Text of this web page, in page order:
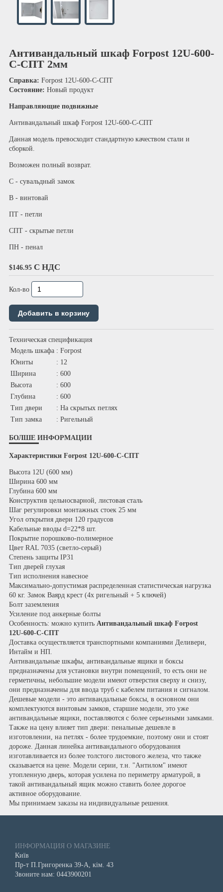
Антивандальный шкаф Forpost 12U-600-
С-СПТ 2мм
Справка: Forpost 12U-600-С-СПТ
Состояние: Новый продукт
Направляющие подвижные
Антивандальный шкаф Forpost 12U-600-С-СПТ
Данная модель превосходит стандартную качеством стали и
сборкой.
Возможен полный возврат.
С - сувальдный замок
В - винтовай
ПТ - петли
СПТ - скрытые петли
ПН - пенал
$146.95 С НДС
Кол-во
Техническая спецификация
Модель шкафа : Forpost
Юниты
: 12
Ширина
: 600
Высота
: 600
Глубина
: 600
Тип двери
: На скрытых петлях
Тип замка
: Ригельный
БОЛШЕ ИНФОРМАЦИИ
Характеристики Forpost 12U-600-С-СПТ
Высота 12U (600 мм)
Ширина 600 мм
Глубина 600 мм
Конструктив цельносварной, листовая сталь
Шаг регулировки монтажных стоек 25 мм
Угол открытия двери 120 градусов
Кабельные вводы d=22*8 шт.
Покрытие порошково-полимерное
Цвет RAL 7035 (светло-серый)
Степень защиты IP31
Тип дверей глухая
Тип исполнения навесное
Максимально-допустимая распределенная статистическая нагрузка
60 кг. Замок Ваярд крест (4х ригельный + 5 ключей)
Болт заземления
Усиление под анкерные болты
Особенность: можно купитьАнтивандальный шкаф Forpost
12U-600-С-СПТ
Доставка осуществляется транспортными компаниями Деливери,
Интайм и НП.
Антивандальные шкафы, антивандальные ящики и боксы
предназначены для установки внутри помещений, то есть они не
герметичны, небольшие модели имеют отверстия сверху и снизу,
они предназначены для ввода труб с кабелем питания и сигналом.
Дешевые модели - это антивандальные боксы, в основном они
комплектуются винтовым замков, старшие модели, это уже
антивандальные ящики, поставляются с более серьезными замками.
Также на цену влияет тип двери: пенальные дешевле в
изготовлении, на петлях - более трудоемкие, поэтому они и стоят
дороже. Данная линейка антивандального оборудования
изготавливается из более толстого листового железа, что также
сказывается на цене. Модели серии, т.н. "Антилом" имеют
утопленную дверь, которая усилена по периметру арматурой, в
такой антивандальный ящик можно ставить более дорогое
активное оборудование.
Мы принимаем заказы на индивидуальные решения.
ИНФОРМАЦИЯ О МАГАЗИНЕ
Київ
Пр-т П.Григоренка 39-А, кім. 43
Звоните нам: 0443900201